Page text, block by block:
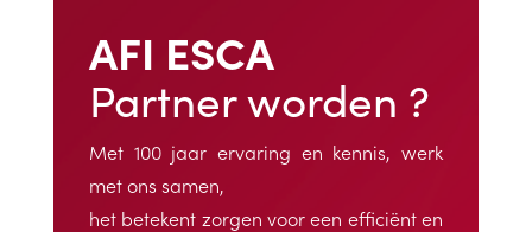
AFI ESCA
Partner worden ?
Met 100 jaar ervaring en kennis, werk
met ons samen,
het betekent zorgen voor een efficiënt en